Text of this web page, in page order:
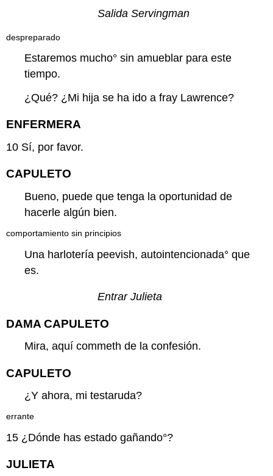
Salida Servingman
despreparado
Estaremos mucho°sin amueblar para este
tiempo.
¿Qué? ¿Mi hija se ha ido a fray Lawrence?
ENFERMERA
10 Sí, por favor.
CAPULETO
Bueno, puede que tenga la oportunidad de
hacerle algún bien.
comportamiento sin principios
Una harlotería peevish, autointencionada° que
es.
Entrar Julieta
DAMA CAPULETO
Mira, aquí commeth de la confesión.
CAPULETO
¿Y ahora, mi testaruda?
errante
15 ¿Dónde has estadogañando°?
JULIETA